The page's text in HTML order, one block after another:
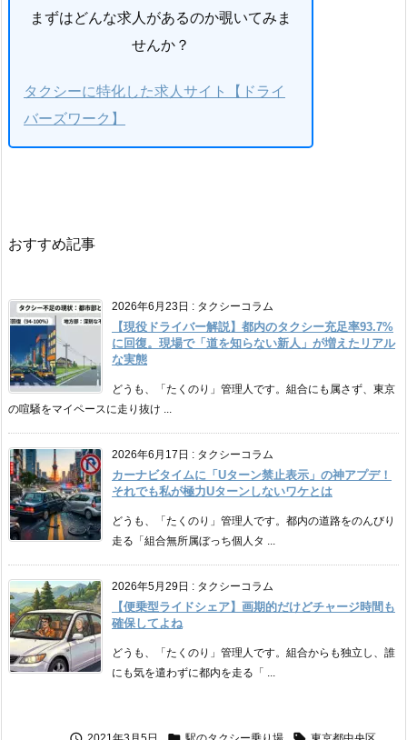
まずはどんな求人があるのか覗いてみま
せんか？
タクシーに特化した求人サイト【ドライ
バーズワーク】
おすすめ記事
2026年6月23日 : タクシーコラム
【現役ドライバー解説】都内のタクシー充足率93.7%
に回復。現場で「道を知らない新人」が増えたリアル
な実態
どうも、「たくのり」管理人です。組合にも属さず、東京
の喧騒をマイペースに走り抜け ...
2026年6月17日 : タクシーコラム
カーナビタイムに「Uターン禁止表示」の神アプデ！
それでも私が極力Uターンしないワケとは
どうも、「たくのり」管理人です。都内の道路をのんびり
走る「組合無所属ぼっち個人タ ...
2026年5月29日 : タクシーコラム
【便乗型ライドシェア】画期的だけどチャージ時間も
確保してよね
どうも、「たくのり」管理人です。組合からも独立し、誰
にも気を遣わずに都内を走る「 ...